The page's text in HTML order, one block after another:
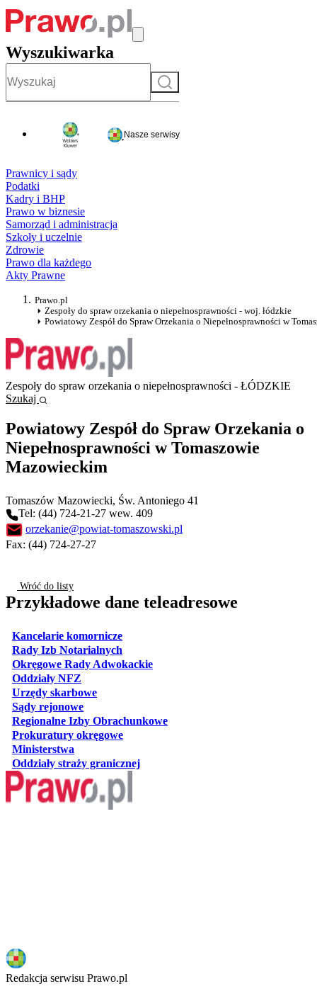
Wyszukiwarka
Szukaj
Nasze serwisy
Prawnicy i sądy
Podatki
Kadry i BHP
Prawo w biznesie
Samorząd i administracja
Szkoły i uczelnie
Zdrowie
Prawo dla każdego
Akty Prawne
Prawo.pl
Zespoły do spraw orzekania o niepełnosprawności - woj. łódzkie
Powiatowy Zespół do Spraw Orzekania o Niepełnosprawności w
Zespoły do spraw orzekania o niepełnosprawności - ŁÓDZKIE
Szukaj
Powiatowy Zespół do Spraw Orzekania o
Niepełnosprawności w Tomaszowie
Mazowieckim
Tomaszów Mazowiecki, Św. Antoniego 41
Tel: (44) 724-21-27 wew. 409
orzekanie@powiat-tomaszowski.pl
Fax: (44) 724-27-27
Wróć do listy
Przykładowe dane teleadresowe
Kancelarie komorniczeotwiera się w nowej karcie
Rady Izb Notarialnych
Okręgowe Rady Adwokackieotwiera się w nowej karcie
Oddziały NFZ
Urzędy skarboweotwiera się w nowej karcie
Sądy rejonoweotwiera się w nowej karcie
Regionalne Izby Obrachunkoweotwiera się w nowej karcie
Prokuratury okręgoweotwiera się w nowej karcie
Ministerstwa
Oddziały straży granicznejotwiera się w nowej karcie
Redakcja serwisu Prawo.pl